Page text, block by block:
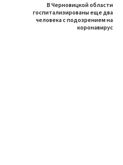
В Черновицкой области
госпитализированы еще два
человека с подозрением на
коронавирус